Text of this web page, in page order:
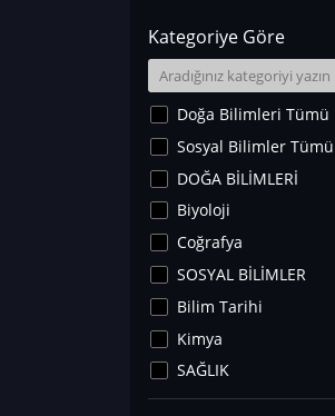
Kategoriye Göre
Doğa Bilimleri Tümü
Sosyal Bilimler Tümü
DOĞA BİLİMLERİ
Biyoloji
Coğrafya
SOSYAL BİLİMLER
Bilim Tarihi
Kimya
SAĞLIK
Sanat Tarihi